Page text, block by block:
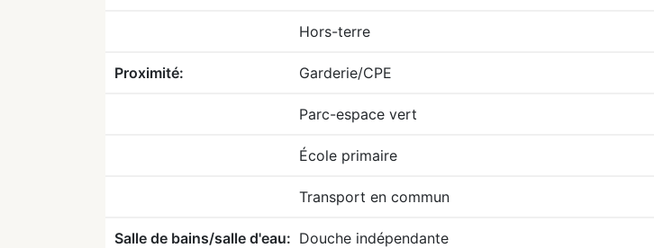
Hors-terre
Proximité: Garderie/CPE
Parc-espace vert
École primaire
Transport en commun
Salle de bains/salle d'eau: Douche indépendante